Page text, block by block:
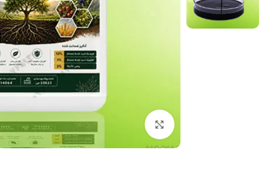
برای بزرگنمایی کلیک کنید